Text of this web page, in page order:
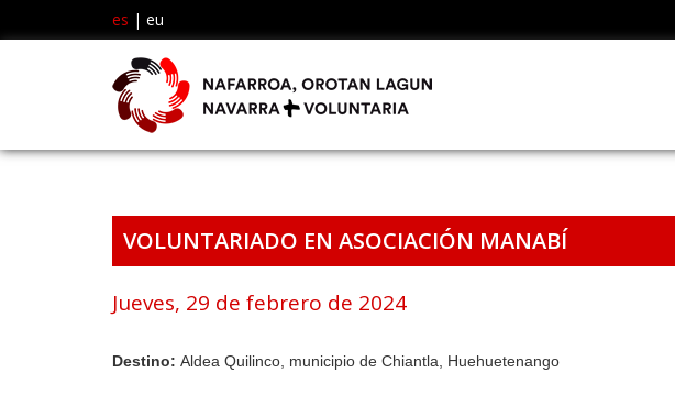
es | eu
VOLUNTARIADO EN ASOCIACIÓN MANABÍ
Jueves, 29 de febrero de 2024
Destino: Aldea Quilinco, municipio de Chiantla, Huehuetenango